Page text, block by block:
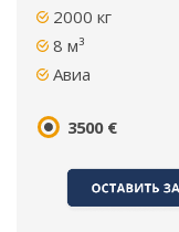
2000 кг
8 м³
Авиа
3500 €